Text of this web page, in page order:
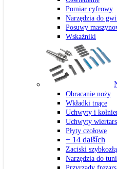
Pomiar cyfrowy
Narzędzia do
Posuwy
Wskaźniki
Obracanie noży
Wkładki tnące
Uchwyty i
Uchwyty
Płyty czołowe
+ 14 dalších
Zaciski
Narzędzia do